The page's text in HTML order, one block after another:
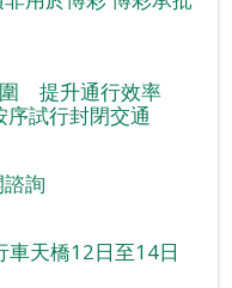
圍 提升通行效率
試行封閉交通
諮詢
車天橋12日至14日